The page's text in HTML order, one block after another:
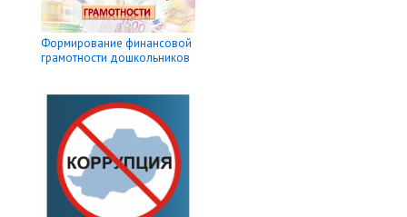
Формирование финансовой
грамотности дошкольников